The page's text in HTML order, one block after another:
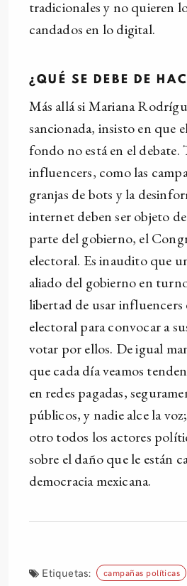
tradicionales y no quieren
candados en lo digital.
¿QUÉ SE DEBE DE
Más allá si Mariana
sancionada, insisto en que
fondo no está en el debate.
influencers, como las
granjas de bots y la
internet deben ser objeto
parte del gobierno, el
electoral. Es inaudito que
aliado del gobierno en
libertad de usar influencers
electoral para convocar a
votar por ellos. De igual
que cada día veamos
en redes pagadas,
públicos, y nadie alce la
otro todos los actores
sobre el daño que le están
democracia mexicana.
Etiquetas: campañas políticas